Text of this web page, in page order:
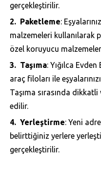
gerçekleştirilir.
Paketleme:
malzemeleri kullanılarak
özel koruyucu malzemeler
Taşıma: Yığılca
araç filoları ile
Taşıma sırasında
edilir.
Yerleştirme: Yeni
belirttiğiniz yerlere
gerçekleştirilir.